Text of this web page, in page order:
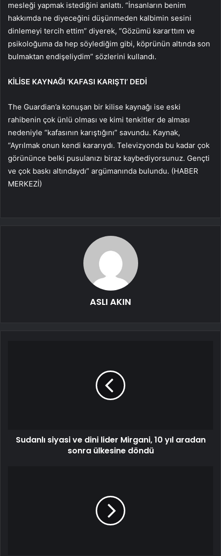
mesleği yapmak istediğini anlattı. “İnsanların benim
hakkımda ne diyeceğini düşünmeden kalbimin sesini
dinlemeyi tercih ettim” diyerek, “Gözümü kararttım ve
psikoloğuma da hep söylediğim gibi, köprünün altında son
bulmaktan endişeliydim” sözlerini kullandı.
KİLİSE KAYNAĞI ‘KAFASI KARIŞTI’ DEDİ
The Guardian’a konuşan bir kilise kaynağı ise eski
rahibenin çok ünlü olması ve kimi tenkitler de alması
nedeniyle “kafasının karıştığını” savundu. Kaynak,
“Ayrılmak onun kendi kararıydı. Televizyonda bu kadar çok
görününce belki pusulanızı biraz kaybediyorsunuz. Gençti
ve çok baskı altındaydı” argümanında bulundu. (HABER
MERKEZİ)
ASLI AKIN
Sudanlı siyasi ve dini lider Mirgani, 10 yıl aradan
sonra ülkesine döndü